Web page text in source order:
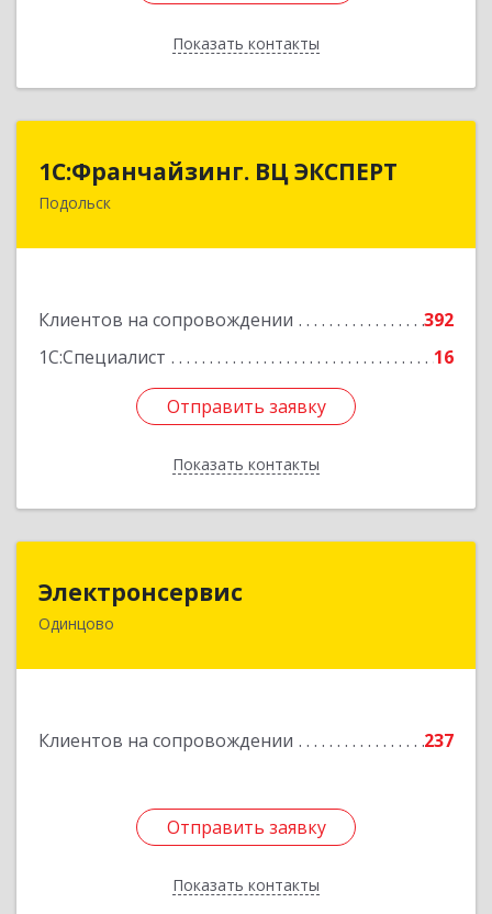
Показать контакты
Назад
1С:Франчайзинг. ВЦ ЭКСПЕРТ
Подольск
Клиентов на сопровождении
392
1С:Специалист
16
Отправить заявку
Показать контакты
1С:Франчайзинг. ВЦ ЭКСПЕРТ
Отправить заявку
Назад
Электронсервис
Одинцово
Клиентов на сопровождении 237
Отправить заявку
Показать контакты
143050, Московская обл, Одинцовский р-н,
Подробнее
Отправить заявку
Назад